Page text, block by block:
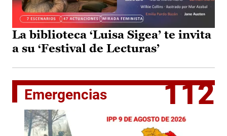
La biblioteca ‘Luisa Sigea’ te invita
a su ‘Festival de Lecturas’
Emergencias 112